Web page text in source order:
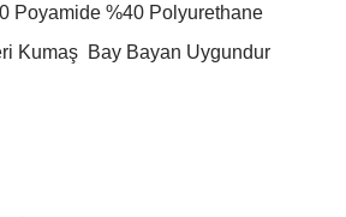
Poyamide %40 Polyurethane
Kumaş Bay Bayan Uygundur